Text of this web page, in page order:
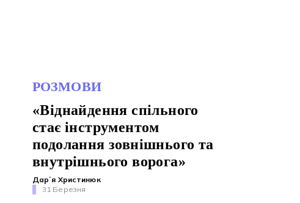
РОЗМОВИ
«Віднайдення спільного
стає інструментом
подолання зовнішнього та
внутрішнього ворога»
Дарʼя Христинюк
31 Березня